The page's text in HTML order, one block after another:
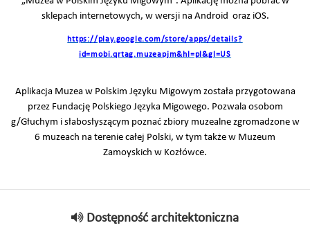
sklepach internetowych, w wersji na Android oraz iOS.
https://play.google.com/store/apps/details?
id=mobi.qrtag.muzeapjm&hl=pl&gl=US
Aplikacja Muzea w Polskim Języku Migowym została przygotowana
przez Fundację Polskiego Języka Migowego. Pozwala osobom
g/Głuchym i słabosłyszącym poznać zbiory muzealne zgromadzone w
6 muzeach na terenie całej Polski, w tym także w Muzeum
Zamoyskich w Kozłówce.
Dostępność architektoniczna